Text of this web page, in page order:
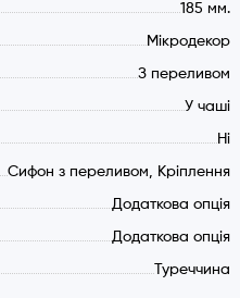
185 мм.
Мікродекор
З переливом
У чаші
Ні
Сифон з переливом, Кріплення
Додаткова опція
Додаткова опція
Туреччина